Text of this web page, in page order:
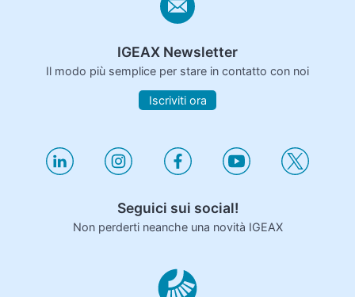
IGEAX Newsletter
Il modo più semplice per stare in contatto con noi
Iscriviti ora
Seguici sui social!
Non perderti neanche una novità IGEAX